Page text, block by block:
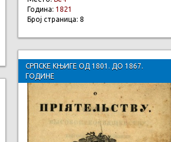
Година: 1821
Број страница: 8
СРПСКЕ КЊИГЕ ОД 1801. ДО 1867.
ГОДИНЕ